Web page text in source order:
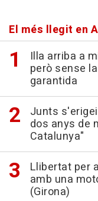
El més llegit en
Illa arriba a
però sense
garantida
Junts
dos anys de
Catalunya"
Llibertat per
amb una
(Girona)